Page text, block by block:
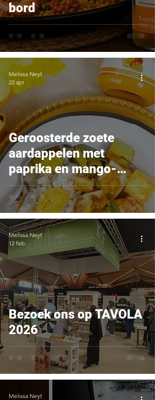
bord
Geroosterde zoete
aardappelen met
paprika en mango-
curry spread van La
Délicieuse
Melissa Neyt
22 apr
Bezoek ons op TAVOLA
2026
Melissa Neyt
12 feb
Melissa Neyt